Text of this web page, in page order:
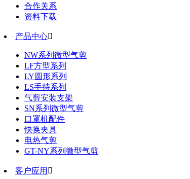
合作关系
资料下载
产品中心
NW系列微型气剪
LF方型系列
LY圆形系列
LS手持系列
气剪安装支架
SN系列微型气剪
口罩机配件
快换夹具
电热气剪
GT-NY系列微型气剪
客户应用 